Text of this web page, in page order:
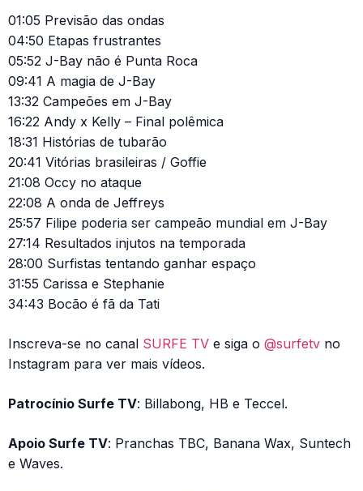
01:05 Previsão das ondas
04:50 Etapas frustrantes
05:52 J-Bay não é Punta Roca
09:41 A magia de J-Bay
13:32 Campeões em J-Bay
16:22 Andy x Kelly – Final polêmica
18:31 Histórias de tubarão
20:41 Vitórias brasileiras / Goffie
21:08 Occy no ataque
22:08 A onda de Jeffreys
25:57 Filipe poderia ser campeão mundial em J-Bay
27:14 Resultados injutos na temporada
28:00 Surfistas tentando ganhar espaço
31:55 Carissa e Stephanie
34:43 Bocão é fã da Tati
Inscreva-se no canal SURFE TV e siga o @surfetv no
Instagram para ver mais vídeos.
Patrocínio Surfe TV: Billabong, HB e Teccel.
Apoio Surfe TV: Pranchas TBC, Banana Wax, Suntech
e Waves.